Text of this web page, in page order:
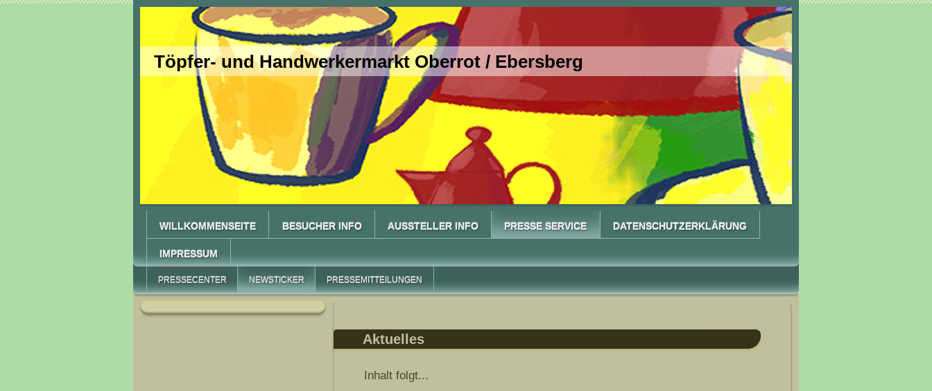
Töpfer- und Handwerkermarkt Oberrot / Ebersberg
WILLKOMMENSEITE BESUCHER INFO AUSSTELLER INFO PRESSE SERVICE DATENSCHUTZERKLÄRUNG
IMPRESSUM
PRESSECENTER NEWSTICKER PRESSEMITTEILUNGEN
Aktuelles
Inhalt folgt...